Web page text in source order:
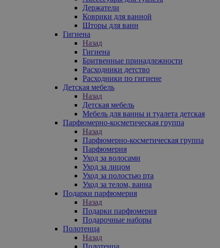
Держатели
Коврики для ванной
Шторы для ванн
Гигиена
Назад
Гигиена
Бритвенные принадлежности
Расходники детство
Расходники по гигиене
Детская мебель
Назад
Детская мебель
Мебель для ванны и туалета детская
Парфюмерно-косметическая группа
Назад
Парфюмерно-косметическая группа
Парфюмерия
Уход за волосами
Уход за лицом
Уход за полостью рта
Уход за телом, ванна
Подарки парфюмерия
Назад
Подарки парфюмерия
Подарочные наборы
Полотенца
Назад
Полотенца